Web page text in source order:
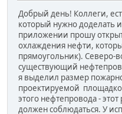
Добрый день! Коллеги,
который нужно доделать и
приложении прошу
охлаждения нефти,
прямоугольник). Северо-
существующий
я выделил размер
проектируемой
этого нефтепровода -
должен соблюдаться. У